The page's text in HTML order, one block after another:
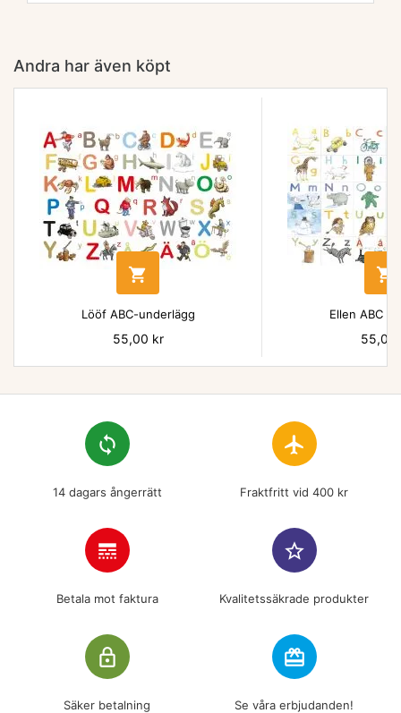
Andra har även köpt

Lööf ABC-underlägg
Pris
55,00 kr

Ellen ABC
Pris
55,00
loop
14 dagars ångerrätt
flight
Fraktfritt vid 400 kr
line_style
Betala mot faktura
star_border
Kvalitetssäkrade produkter
lock_outline
Säker betalning
redeem
Se våra erbjudanden!